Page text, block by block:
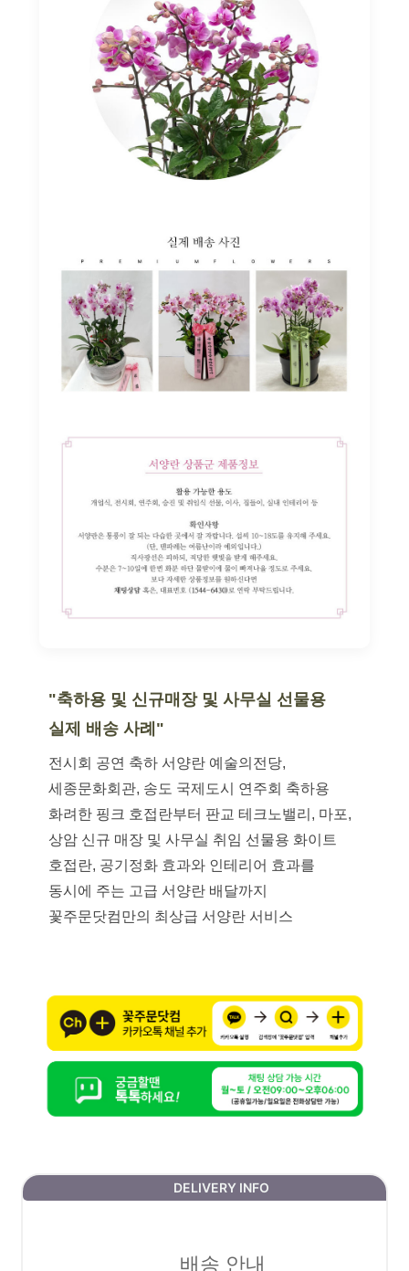
"축하용 및 신규매장 및 사무실 선물용
실제 배송 사례"
전시회 공연 축하 서양란 예술의전당,
세종문화회관, 송도 국제도시 연주회 축하용
화려한 핑크 호접란부터 판교 테크노밸리, 마포,
상암 신규 매장 및 사무실 취임 선물용 화이트
호접란, 공기정화 효과와 인테리어 효과를
동시에 주는 고급 서양란 배달까지
꽃주문닷컴만의 최상급 서양란 서비스
DELIVERY INFO
배송 안내